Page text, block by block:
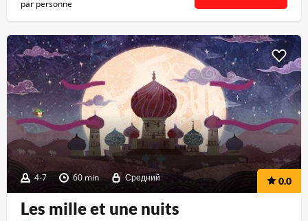
par personne
4-7 60 min Средний 0.0
Les mille et une nuits